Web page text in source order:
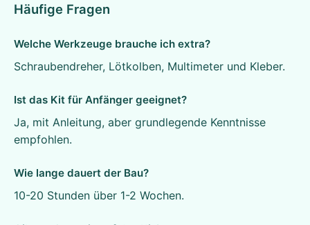
Häufige Fragen
Welche Werkzeuge brauche ich extra?
Schraubendreher, Lötkolben, Multimeter und Kleber.
Ist das Kit für Anfänger geeignet?
Ja, mit Anleitung, aber grundlegende Kenntnisse
empfohlen.
Wie lange dauert der Bau?
10-20 Stunden über 1-2 Wochen.